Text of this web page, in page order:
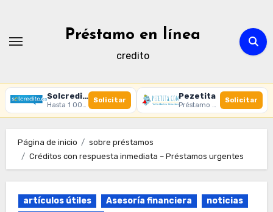
contenido
Préstamo en línea
credito
Solcredito
Hasta 1 000 € · 30 días · 100% online
Solicitar Pezetita
Préstamo online · Aprobación rápida
Solicitar
Página de inicio
sobre préstamos
Créditos con respuesta inmediata – Préstamos urgentes
artículos útiles Asesoría financiera
noticias